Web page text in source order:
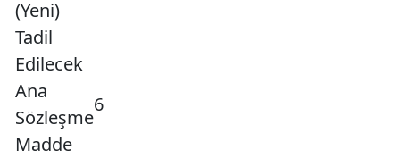
(Yeni)
Tadil
Edilecek
Ana
Sözleşme
Madde
6